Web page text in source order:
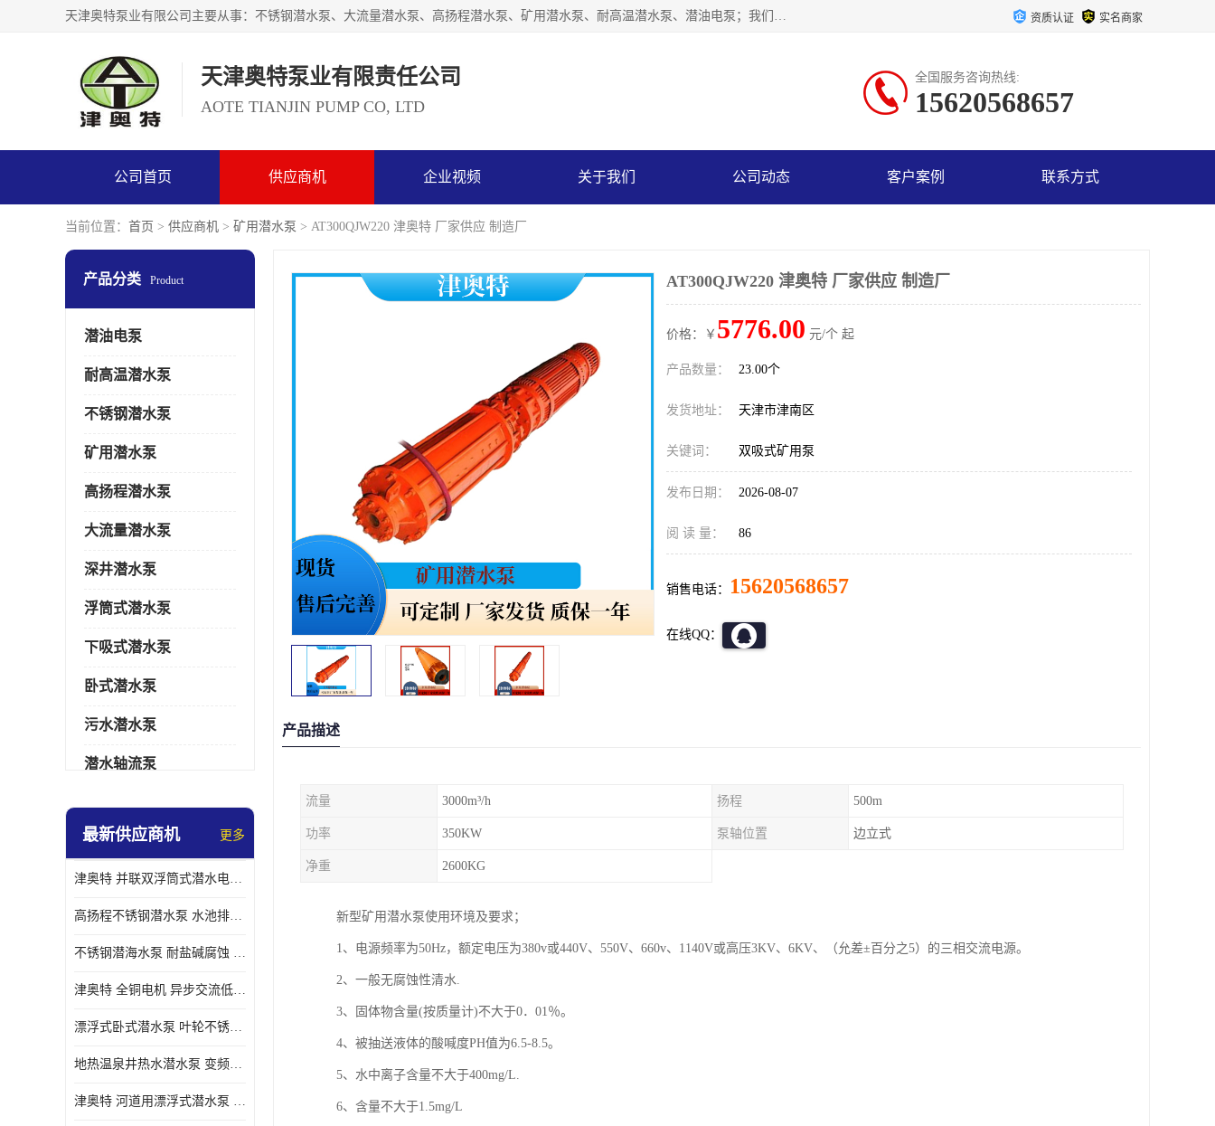
天津奥特泵业有限公司主要从事：不锈钢潜水泵、大流量潜水泵、高扬程潜水泵、矿用潜水泵、耐高温潜水泵、潜油电泵；我们以开发研制生产各种用途的水泵为主，历经十多年艰苦创业，已成为总资产达伍仟多万元，占地面积1万多平方米，年生产能力几百万（台）套，形成集设计研发、制造安装、技术服务于一体的现代规模型企业。 资质认证 实名商家
天津奥特泵业有限责任公司
AOTE TIANJIN PUMP CO, LTD
全国服务咨询热线:
15620568657
公司首页 供应商机 企业视频 关于我们 公司动态 客户案例 联系方式
当前位置： 首页 > 供应商机 > 矿用潜水泵 > AT300QJW220 津奥特 厂家供应 制造厂
产品分类 Product
潜油电泵
耐高温潜水泵
不锈钢潜水泵
矿用潜水泵
高扬程潜水泵
大流量潜水泵
深井潜水泵
浮筒式潜水泵
下吸式潜水泵
卧式潜水泵
污水潜水泵
潜水轴流泵
螺旋离心泵
控制柜
最新供应商机 更多
津奥特 并联双浮筒式潜水电泵 矿山抢险泵 大流量卧式安装 可提供定制
高扬程不锈钢潜水泵 水池排水 变频 井用潜水电泵供应 能耗低 工厂批发
不锈钢潜海水泵 耐盐碱腐蚀 大流量 立式卧式下吸式安装 厂家定制
津奥特 全铜电机 异步交流低压潜水电机 运行稳定售后质保 致电咨询
漂浮式卧式潜水泵 叶轮不锈钢材质 大流量 变频抽水泵 厂家质保售后
地热温泉井热水潜水泵 变频不锈钢 130直径油泵 高温深井泵 津奥特
津奥特 河道用漂浮式潜水泵 不锈钢泵轴 大口径大流量 产品可定制
AT300QJW220 津奥特 厂家供应 制造厂
价格：￥ 5776.00 元/个 起
产品数量： 23.00个
发货地址： 天津市津南区
关键词： 双吸式矿用泵
发布日期： 2026-08-07
阅 读 量： 86
销售电话： 15620568657
在线QQ：
产品描述
流量 3000m³/h 扬程 500m
功率 350KW 泵轴位置 边立式
净重 2600KG
新型矿用潜水泵使用环境及要求；
1、电源频率为50Hz，额定电压为380v或440V、550V、660v、1140V或高压3KV、6KV、（允差±百分之5）的三相交流电源。
2、一般无腐蚀性清水.
3、固体物含量(按质量计)不大于0．01％。
4、被抽送液体的酸喊度PH值为6.5-8.5。
5、水中离子含量不大于400mg/L.
6、含量不大于1.5mg/L